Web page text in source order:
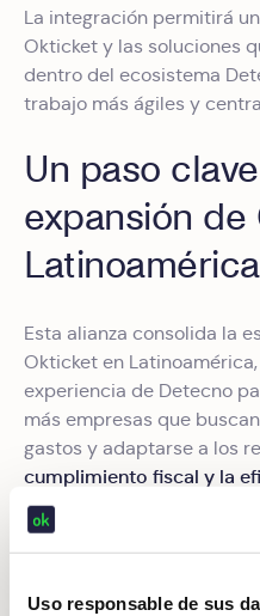
Uso responsable de sus
La integración permitirá
Okticket y las soluciones
dentro del ecosistema
trabajo más ágiles y
Un paso
expansión de
Latinoamérica
Esta alianza consolida la
Okticket en
experiencia de Detecno
más empresas que
gastos y adaptarse a los
cumplimiento fiscal y la
La integración no solo
geográfico, sino que
para responder a las